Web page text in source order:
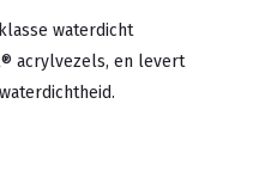
waterdicht
acrylvezels, en levert